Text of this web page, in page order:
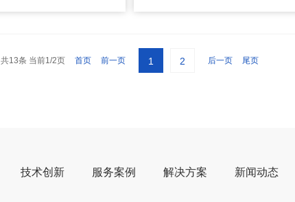
共13条 当前1/2页 首页 前一页 1 2 后一页 尾页
技术创新 服务案例 解决方案 新闻动态